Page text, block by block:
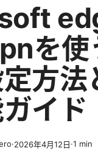
を使
方法
イド
·2026年4月12日·1 min